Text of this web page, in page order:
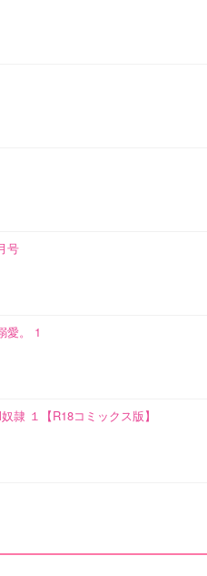
号
愛。 1
隷 １【R18コミックス版】